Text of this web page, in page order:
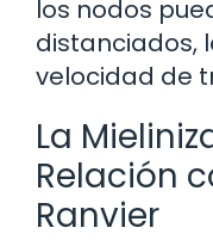
los nodos
distanciados,
velocidad de
La
Relación
Ranvier